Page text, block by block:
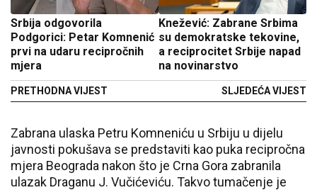
Srbija odgovorila
Podgorici: Petar Komnenić
prvi na udaru recipročnih
mjera
PRETHODNA VIJEST
Knežević: Zabrane Srbima
su demokratske tekovine,
a reciprocitet Srbije napad
na novinarstvo
SLJEDEĆA VIJEST
Zabrana ulaska Petru Komneniću u Srbiju u dijelu
javnosti pokušava se predstaviti kao puka recipročna
mjera Beograda nakon što je Crna Gora zabranila
ulazak Draganu J. Vučićeviću. Takvo tumačenje je